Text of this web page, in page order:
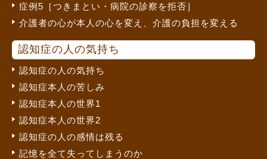
症例5［つきまとい・病院の診察を拒否］
介護者の心が本人の心を変え、介護の負担を変える
認知症の人の気持ち
認知症の人の気持ち
認知症本人の苦しみ
認知症本人の世界1
認知症本人の世界2
認知症の人の感情は残る
記憶を全て失ってしまうのか